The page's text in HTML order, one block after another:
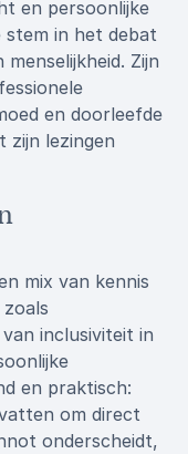
en persoonlijke
in het debat
Zijn
en doorleefde
zijn lezingen
mix van kennis
inclusiviteit in
en praktisch:
om direct
onderscheidt,